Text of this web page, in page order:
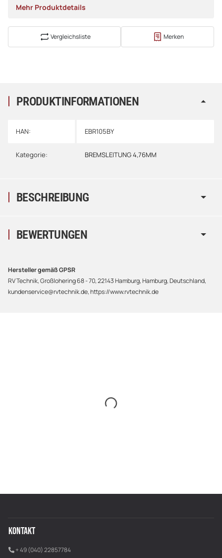
Mehr Produktdetails
Vergleichsliste Merken
PRODUKTINFORMATIONEN
HAN: EBR105BY
Kategorie: BREMSLEITUNG 4,76MM
BESCHREIBUNG
BEWERTUNGEN
Hersteller gemäß GPSR
RV Technik, Großlohering 68 - 70, 22143 Hamburg, Hamburg, Deutschland,
kundenservice@rvtechnik.de, https://www.rvtechnik.de
KONTAKT
+ 49 (040) 22857784